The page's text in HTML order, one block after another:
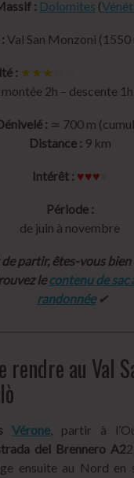
: Dolomites (
Val San Monzoni (1550
: ★★★
montée 2h – descente 1h
: ≃ 700 m
Distance : 9 km
Intérêt : ♥♥♥
Période :
de juin à novembre
partir, êtes-vous bien
lecontenu de sac
randonnée✔︎
rendre au Val
Vérone, partir à
del Brennero A2
ensuite au Nord en